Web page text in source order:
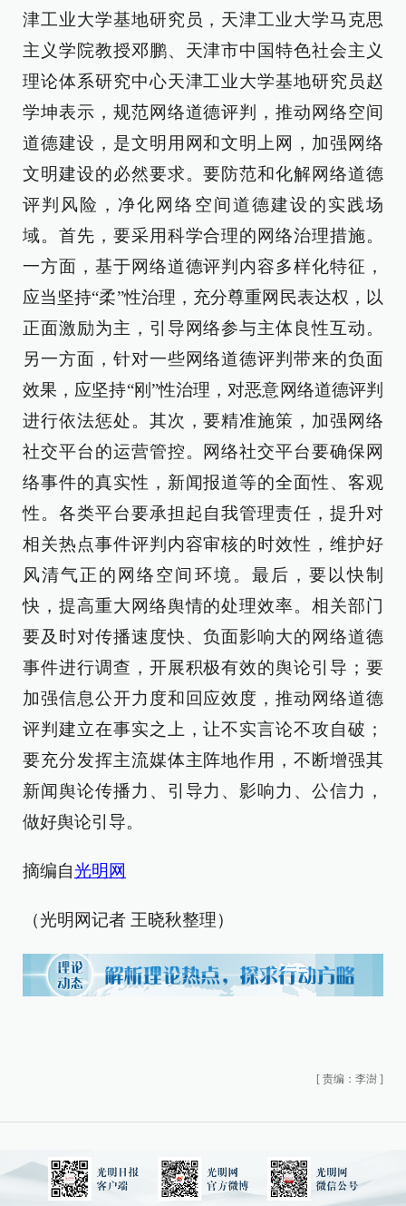
津工业大学基地研究员，天津工业大学马克思
主义学院教授邓鹏、天津市中国特色社会主义
理论体系研究中心天津工业大学基地研究员赵
学坤表示，规范网络道德评判，推动网络空间
道德建设，是文明用网和文明上网，加强网络
文明建设的必然要求。要防范和化解网络道德
评判风险，净化网络空间道德建设的实践场
域。首先，要采用科学合理的网络治理措施。
一方面，基于网络道德评判内容多样化特征，
应当坚持“柔”性治理，充分尊重网民表达权，以
正面激励为主，引导网络参与主体良性互动。
另一方面，针对一些网络道德评判带来的负面
效果，应坚持“刚”性治理，对恶意网络道德评判
进行依法惩处。其次，要精准施策，加强网络
社交平台的运营管控。网络社交平台要确保网
络事件的真实性，新闻报道等的全面性、客观
性。各类平台要承担起自我管理责任，提升对
相关热点事件评判内容审核的时效性，维护好
风清气正的网络空间环境。最后，要以快制
快，提高重大网络舆情的处理效率。相关部门
要及时对传播速度快、负面影响大的网络道德
事件进行调查，开展积极有效的舆论引导；要
加强信息公开力度和回应效度，推动网络道德
评判建立在事实之上，让不实言论不攻自破；
要充分发挥主流媒体主阵地作用，不断增强其
新闻舆论传播力、引导力、影响力、公信力，
做好舆论引导。
摘编自光明网
（光明网记者 王晓秋整理）
[ 责编：李澍 ]